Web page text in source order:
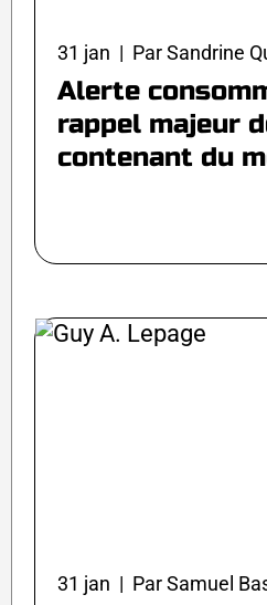
31 jan | Par Sandrine
Alerte
rappel majeur
contenant du
31 jan | Par Samuel